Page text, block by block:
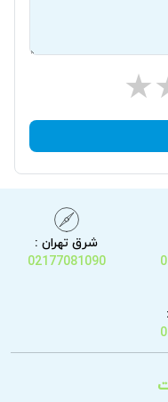
شرق تهران :
02177081090